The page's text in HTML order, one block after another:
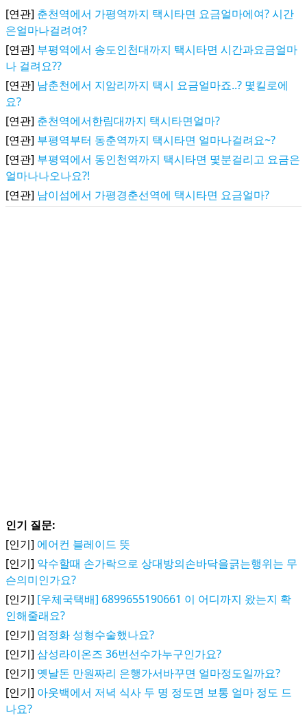
[연관] 춘천역에서 가평역까지 택시타면 요금얼마에여? 시간
은얼마나걸려여?
[연관] 부평역에서 송도인천대까지 택시타면 시간과요금얼마
나 걸려요??
[연관] 남춘천에서 지암리까지 택시 요금얼마죠..? 몇킬로에
요?
[연관] 춘천역에서한림대까지 택시타면얼마?
[연관] 부평역부터 동춘역까지 택시타면 얼마나걸려요~?
[연관] 부평역에서 동인천역까지 택시타면 몇분걸리고 요금은
얼마나나오나요?!
[연관] 남이섬에서 가평경춘선역에 택시타면 요금얼마?
인기 질문:
[인기] 에어컨 블레이드 뜻
[인기] 악수할때 손가락으로 상대방의손바닥을긁는행위는 무
슨의미인가요?
[인기] [우체국택배] 6899655190661 이 어디까지 왔는지 확
인해줄래요?
[인기] 엄정화 성형수술했나요?
[인기] 삼성라이온즈 36번선수가누구인가요?
[인기] 옛날돈 만원짜리 은행가서바꾸면 얼마정도일까요?
[인기] 아웃백에서 저녁 식사 두 명 정도면 보통 얼마 정도 드
나요?